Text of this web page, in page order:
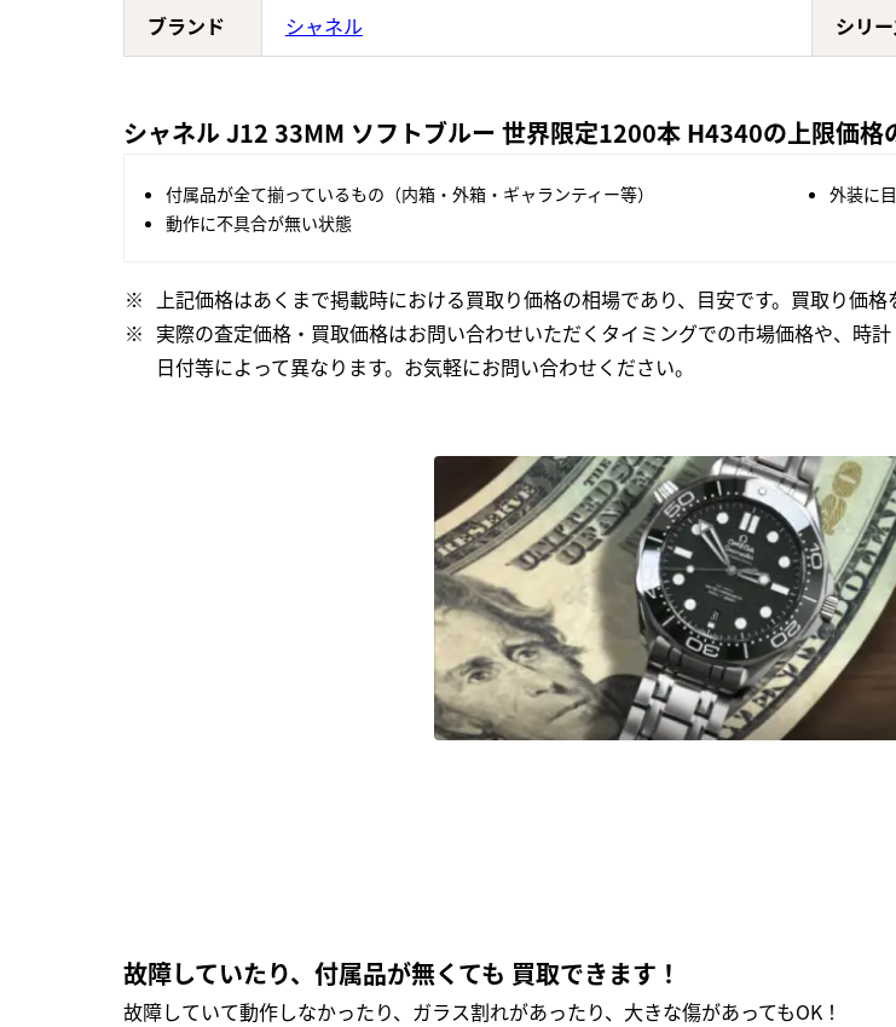
ブランド シャネル シリ
シャネル J12 33MM ソフトブルー 世界限定1200本 H4340の上限価格
付属品が全て揃っているもの（内箱・外箱・ギャランティー等）
外装に
動作に不具合が無い状態
上記価格はあくまで掲載時における買取り価格の相場であり、目安です。買取り価格
実際の査定価格・買取価格はお問い合わせいただくタイミングでの市場価格や、時
日付等によって異なります。お気軽にお問い合わせください。
故障していたり、付属品が無くても 買取できます！
故障していて動作しなかったり、ガラス割れがあったり、大きな傷があってもOK！